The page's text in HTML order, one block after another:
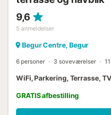
9,6
5 anmeldelser
Begur Centre, Begur
6 personer 3 soveværelser
WiFi, Parkering, Terrasse, TV
GRATIS afbestilling